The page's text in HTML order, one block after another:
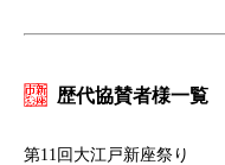
歴代協賛者様一覧
第11回大江戸新座祭り